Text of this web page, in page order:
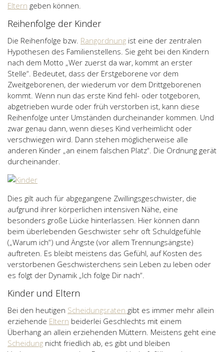
Eltern geben können.
Reihenfolge der Kinder
Die Reihenfolge bzw. Rangordnung ist eine der zentralen
Hypothesen des Familienstellens. Sie geht bei den Kindern
nach dem Motto „Wer zuerst da war, kommt an erster
Stelle“. Bedeutet, dass der Erstgeborene vor dem
Zweitgeborenen, der wiederum vor dem Drittgeborenen
kommt. Wenn nun das erste Kind fehl- oder totgeboren,
abgetrieben wurde oder früh verstorben ist, kann diese
Reihenfolge unter Umständen durcheinander kommen. Und
zwar genau dann, wenn dieses Kind verheimlicht oder
verschwiegen wird. Dann stehen möglicherweise alle
anderen Kinder „an einem falschen Platz“. Die Ordnung gerät
durcheinander.
Dies gilt auch für abgegangene Zwillingsgeschwister, die
aufgrund ihrer körperlichen intensiven Nähe, eine
besonders große Lücke hinterlassen. Hier können dann
beim überlebenden Geschwister sehr oft Schuldgefühle
(„Warum ich“) und Ängste (vor allem Trennungsängste)
auftreten. Es bleibt meistens das Gefühl, auf Kosten des
verstorbenen Geschwisterchens sein Leben zu leben oder
es folgt der Dynamik „Ich folge Dir nach“.
Kinder und Eltern
Bei den heutigen Scheidungsraten gibt es immer mehr allein
erziehende Eltern beiderlei Geschlechts mit einem
Überhang an allein erziehenden Müttern. Meistens geht eine
Scheidung nicht friedlich ab, es gibt und bleiben